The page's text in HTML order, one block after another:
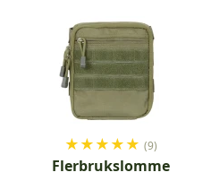
★★★★★ (9)
Flerbrukslomme